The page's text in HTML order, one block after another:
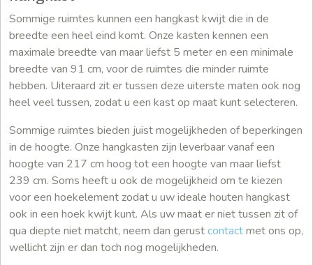
Sommige ruimtes kunnen een hangkast kwijt die in de
breedte een heel eind komt. Onze kasten kennen een
maximale breedte van maar liefst 5 meter en een minimale
breedte van 91 cm, voor de ruimtes die minder ruimte
hebben. Uiteraard zit er tussen deze uiterste maten ook nog
heel veel tussen, zodat u een kast op maat kunt selecteren.
Sommige ruimtes bieden juist mogelijkheden of beperkingen
in de hoogte. Onze hangkasten zijn leverbaar vanaf een
hoogte van 217 cm hoog tot een hoogte van maar liefst
239 cm. Soms heeft u ook de mogelijkheid om te kiezen
voor een hoekelement zodat u uw ideale houten hangkast
ook in een hoek kwijt kunt. Als uw maat er niet tussen zit of
qua diepte niet matcht, neem dan gerustcontactmet ons op,
wellicht zijn er dan toch nog mogelijkheden.